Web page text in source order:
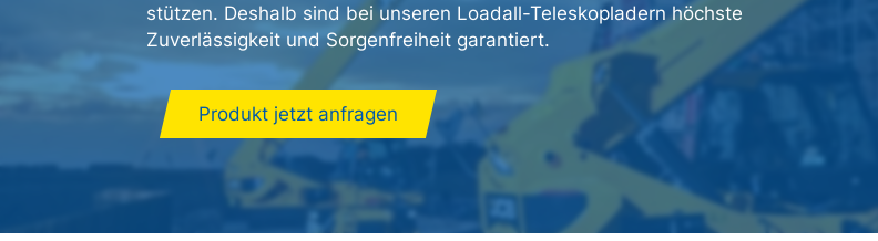
stützen. Deshalb sind bei unseren Loadall-Teleskopladern höchste
Zuverlässigkeit und Sorgenfreiheit garantiert.
Produkt jetzt anfragen